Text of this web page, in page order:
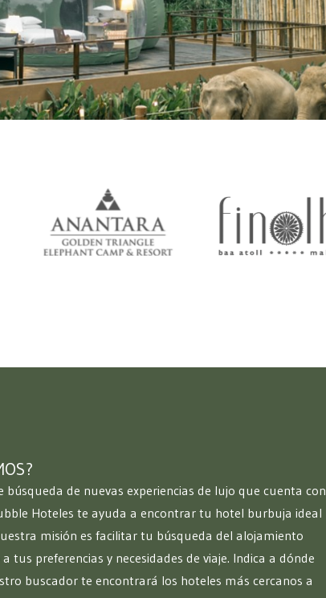
de nuevas experiencias de lujo que cuenta con
Hoteles te ayuda a encontrar tu hotel burbuja ideal
misión es facilitar tu búsqueda del alojamiento
tus preferencias y necesidades de viaje. Indica a dónde
buscador te encontrará los hoteles más cercanos a